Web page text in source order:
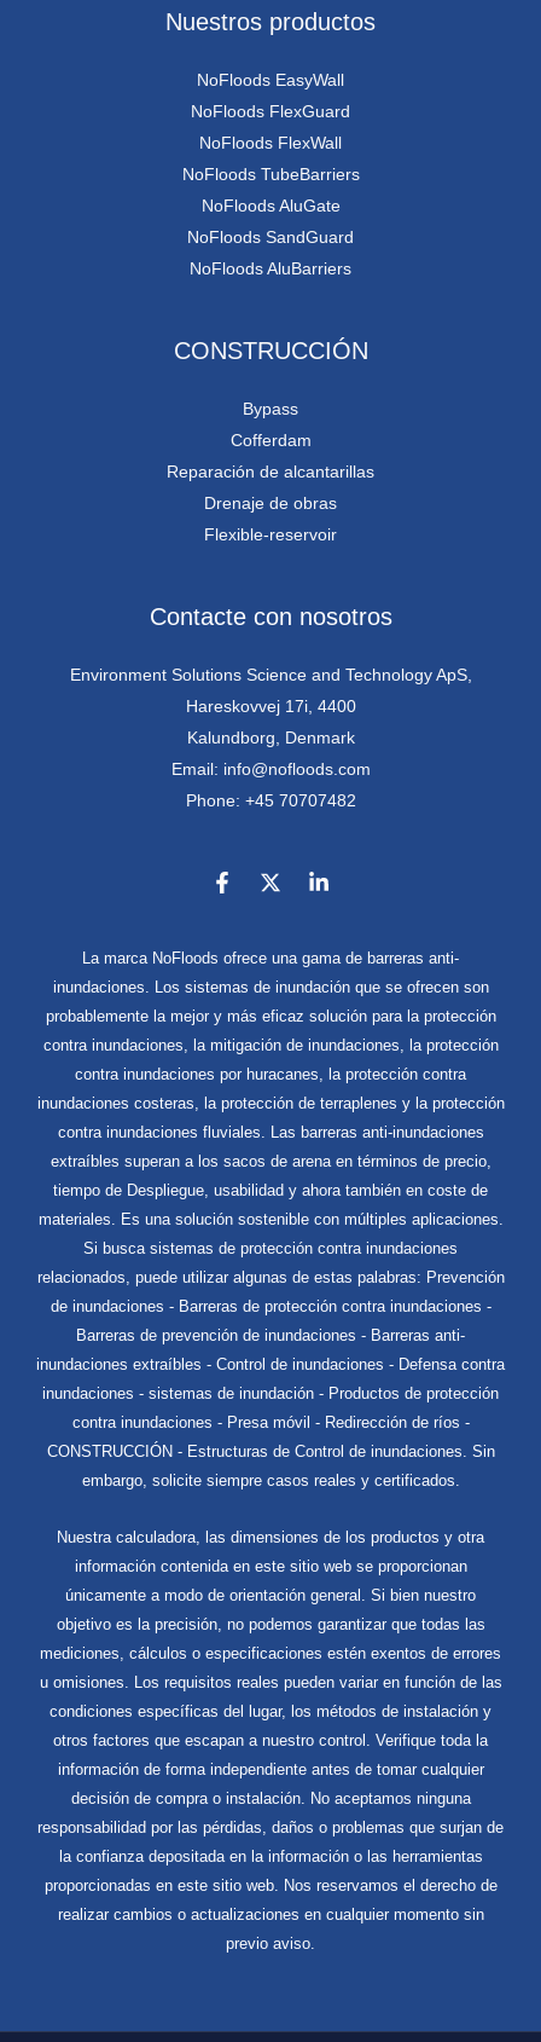
Nuestros productos
NoFloods EasyWall
NoFloods FlexGuard
NoFloods FlexWall
NoFloods TubeBarriers
NoFloods AluGate
NoFloods SandGuard
NoFloods AluBarriers
CONSTRUCCIÓN
Bypass
Cofferdam
Reparación de alcantarillas
Drenaje de obras
Flexible-reservoir
Contacte con nosotros
Environment Solutions Science and Technology ApS,
Hareskovvej 17i, 4400
Kalundborg, Denmark
Email: info@nofloods.com
Phone: +45 70707482
La marca NoFloods ofrece una gama de barreras anti-
inundaciones. Los sistemas de inundación que se ofrecen son
probablemente la mejor y más eficaz solución para la protección
contra inundaciones, la mitigación de inundaciones, la protección
contra inundaciones por huracanes, la protección contra
inundaciones costeras, la protección de terraplenes y la protección
contra inundaciones fluviales. Las barreras anti-inundaciones
extraíbles superan a los sacos de arena en términos de precio,
tiempo de Despliegue, usabilidad y ahora también en coste de
materiales. Es una solución sostenible con múltiples aplicaciones.
Si busca sistemas de protección contra inundaciones
relacionados, puede utilizar algunas de estas palabras: Prevención
de inundaciones - Barreras de protección contra inundaciones -
Barreras de prevención de inundaciones - Barreras anti-
inundaciones extraíbles - Control de inundaciones - Defensa contra
inundaciones - sistemas de inundación - Productos de protección
contra inundaciones - Presa móvil - Redirección de ríos -
CONSTRUCCIÓN - Estructuras de Control de inundaciones. Sin
embargo, solicite siempre casos reales y certificados.
Nuestra calculadora, las dimensiones de los productos y otra
información contenida en este sitio web se proporcionan
únicamente a modo de orientación general. Si bien nuestro
objetivo es la precisión, no podemos garantizar que todas las
mediciones, cálculos o especificaciones estén exentos de errores
u omisiones. Los requisitos reales pueden variar en función de las
condiciones específicas del lugar, los métodos de instalación y
otros factores que escapan a nuestro control. Verifique toda la
información de forma independiente antes de tomar cualquier
decisión de compra o instalación. No aceptamos ninguna
responsabilidad por las pérdidas, daños o problemas que surjan de
la confianza depositada en la información o las herramientas
proporcionadas en este sitio web. Nos reservamos el derecho de
realizar cambios o actualizaciones en cualquier momento sin
previo aviso.